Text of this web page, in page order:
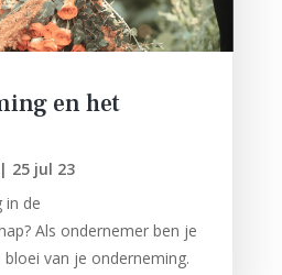
en het
25 jul 23
in de
Als ondernemer ben je
van je onderneming.